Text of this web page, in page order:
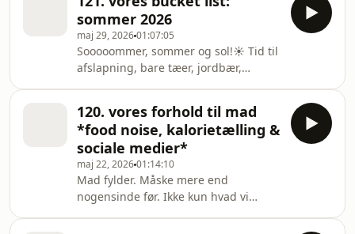
sommer 2026
maj 29, 202601:07:05
Sooooommer, sommer og sol!☀️ Tid til
afslapning, bare tæer, jordbær,
denne sommer skal romantiseres.
Ikke på den der iced matcha ved
Islands Brygge-måde, men mere på
den måde, vi husker fra
barndommen: lavt tempo, få planer,
et vattæppe på græsset i haven, friske
danske jordbær og ærter. Vi kan
120. vores forhold til mad
*food noise, kalorietælling &
sociale medier*
maj 22, 202601:14:10
Mad fylder. Måske mere end
nogensinde før. Ikke kun hvad vi